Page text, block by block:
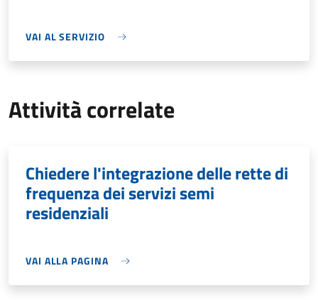
VAI AL SERVIZIO
Attività correlate
Chiedere l'integrazione delle rette di
frequenza dei servizi semi
residenziali
VAI ALLA PAGINA